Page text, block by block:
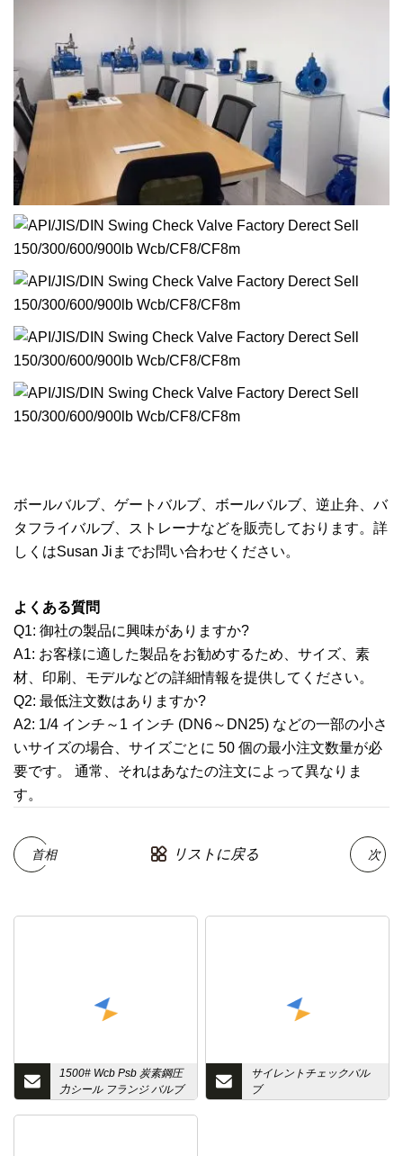
ボールバルブ、ゲートバルブ、ボールバルブ、逆止弁、バ
タフライバルブ、ストレーナなどを販売しております。詳
しくはSusan Jiまでお問い合わせください。
よくある質問
Q1: 御社の製品に興味がありますか?
A1: お客様に適した製品をお勧めするため、サイズ、素
材、印刷、モデルなどの詳細情報を提供してください。
Q2: 最低注文数はありますか?
A2: 1/4 インチ～1 インチ (DN6～DN25) などの一部の小さ
いサイズの場合、サイズごとに 50 個の最小注文数量が必
要です。 通常、それはあなたの注文によって異なりま
す。
首相 リストに戻る 次
1500# Wcb Psb 炭素鋼圧
力シール フランジ バルブ
サイレントチェックバル
ブ